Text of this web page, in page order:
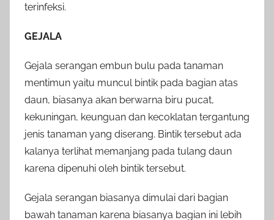
terinfeksi.
GEJALA
Gejala serangan embun bulu pada tanaman
mentimun yaitu muncul bintik pada bagian atas
daun, biasanya akan berwarna biru pucat,
kekuningan, keunguan dan kecoklatan tergantung
jenis tanaman yang diserang. Bintik tersebut ada
kalanya terlihat memanjang pada tulang daun
karena dipenuhi oleh bintik tersebut.
Gejala serangan biasanya dimulai dari bagian
bawah tanaman karena biasanya bagian ini lebih